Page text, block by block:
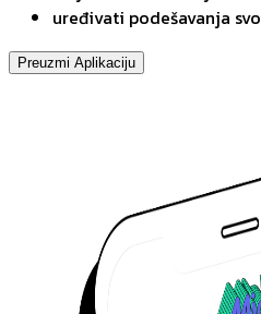
uređivati podešavanja
Preuzmi Aplikaciju